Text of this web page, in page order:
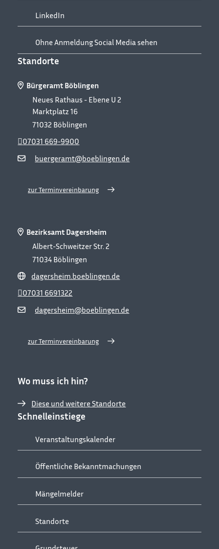
LinkedIn
Ohne Anmeldung Social Media sehen
Standorte
Bürgeramt Böblingen
Neues Rathaus - Ebene U 2
Marktplatz 16
71032 Böblingen
buergeramt@boeblingen.de
07031 669-9900
zur Terminvereinbarung
Bezirksamt Dagersheim
Albert-Schweitzer Str. 2
71034 Böblingen
dagersheim.boeblingen.de
dagersheim@boeblingen.de
07031 6691322
zur Terminvereinbarung
Wo muss ich hin?
Diese und weitere Standorte
Schnelleinstiege
Veranstaltungskalender
Öffentliche Bekanntmachungen
Mängelmelder
Standorte